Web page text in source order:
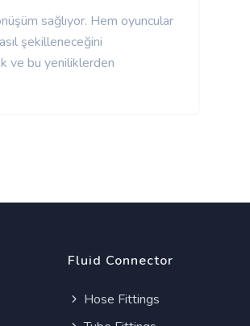
sağlıyor. Hem oyuncular
şekilleneceğini
ve bu yeniliklerden
Fluid Connector
Hose Fittings